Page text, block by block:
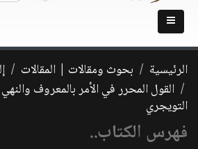
الرئيسية بحوث ومقالات | المقالات
القول المحرر في الأمر بالمعروف
التويجري
فهرس الكتاب..